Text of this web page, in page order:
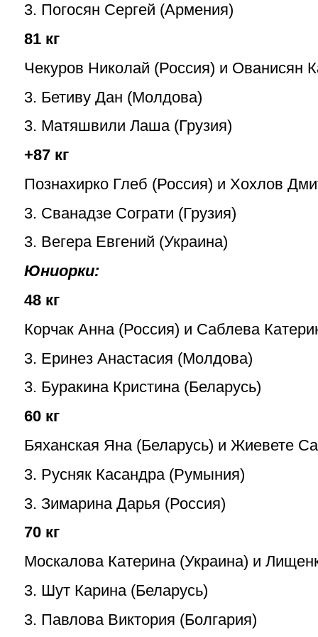
3. Погосян Сергей (Армения)
81 кг
Чекуров Николай (Россия) и Ованисян
3. Бетиву Дан (Молдова)
3. Матяшвили Лаша (Грузия)
+87 кг
Познахирко Глеб (Россия) и Хохлов
3. Сванадзе Сограти (Грузия)
3. Вегера Евгений (Украина)
Юниорки:
48 кг
Корчак Анна (Россия) и Саблева
3. Еринез Анастасия (Молдова)
3. Буракина Кристина (Беларусь)
60 кг
Бяханская Яна (Беларусь) и Жиевете
3. Русняк Касандра (Румыния)
3. Зимарина Дарья (Россия)
70 кг
Москалова Катерина (Украина) и
3. Шут Карина (Беларусь)
3. Павлова Виктория (Болгария)